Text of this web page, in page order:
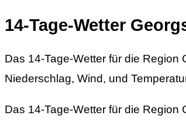
14-Tage-Wetter
Das 14-Tage-Wetter für die
Niederschlag, Wind, und
Das 14-Tage-Wetter für die Region